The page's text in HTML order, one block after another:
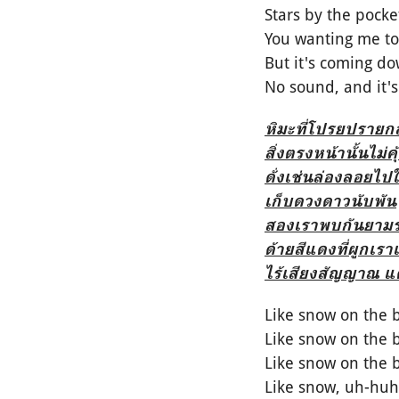
Stars by the
You wanting me
But it's coming
No sound, and
หิมะที่โปรยปราย
สิ่งตรงหน้านั้นไม่
ดั่งเช่นล่องลอยไป
เก็บดวงดาวนับพัน
สองเราพบกันยาม
ด้ายสีแดงที่ผูกเรา
ไร้เสียงสัญญาณ แ
Like snow on the
Like snow on the
Like snow on the
Like snow, uh-